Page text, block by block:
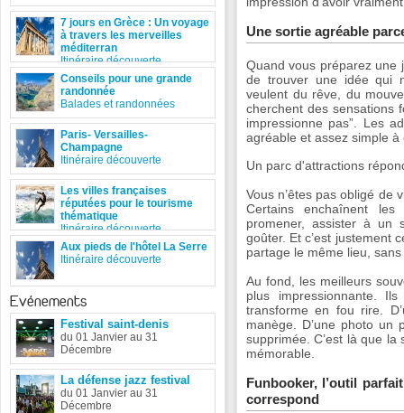
Une sortie agréable
Quand vous préparez une
de trouver une idée qui
veulent du rêve, du
cherchent des sensations
impressionne pas”. Les
agréable et assez simple
Un parc d'attractions
Vous n’êtes pas obligé de
Certains enchaînent les
promener, assister à un
goûter. Et c’est justement
partage le même lieu,
Au fond, les meilleurs
plus impressionnante.
transforme en fou rire.
manège. D’une photo
supprimée. C’est là que
mémorable.
Funbooker, l’outil
correspond
7 jours en Grèce : Un voyage
à travers les merveilles
méditerran
Itinéraire découverte
Conseils pour une grande
randonnée
Balades et randonnées
Paris- Versailles-
Champagne
Itinéraire découverte
Les villes françaises
réputées pour le tourisme
thématique
Itinéraire découverte
Aux pieds de l'hôtel La Serre
Itinéraire découverte
Evénements
Festival saint-denis
du 01 Janvier au 31
Décembre
La défense jazz festival
du 01 Janvier au 31
Décembre